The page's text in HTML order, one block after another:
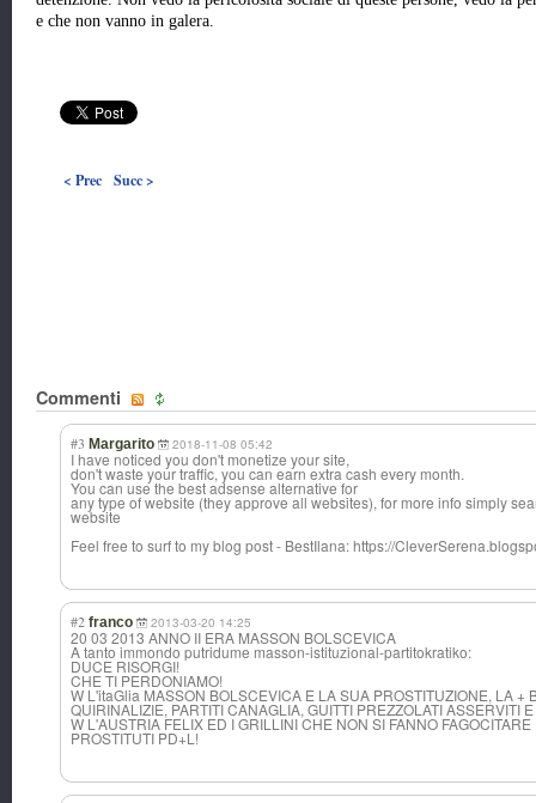
e che non vanno in galera.
< Prec Succ >
Commenti
#3 Margarito 2018-11-08 05:42
I have noticed you don't monetize your site,
don't waste your traffic, you can earn extra cash every month.
You can use the best adsense alternative for
any type of website (they approve all websites), for more info simply
website
Feel free to surf to my blog post - BestIlana: https://
#2 franco 2013-03-20 14:25
20 03 2013 ANNO II ERA MASSON BOLSCEVICA
A tanto immondo putridume masson-istituzional-partitokratiko:
DUCE RISORGI!
CHE TI PERDONIAMO!
W L'itaGlia MASSON BOLSCEVICA E LA SUA PROSTITUZIONE, LA +
QUIRINALIZIE, PARTITI CANAGLIA, GUITTI PREZZOLATI ASSERVITI
W L'AUSTRIA FELIX ED I GRILLINI CHE NON SI FANNO
PROSTITUTI PD+L!